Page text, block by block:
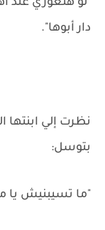
"لو هتغوري عند
دار أبوها".
نظرت إلي
بتوسل:
"ما تسيبنيش يا